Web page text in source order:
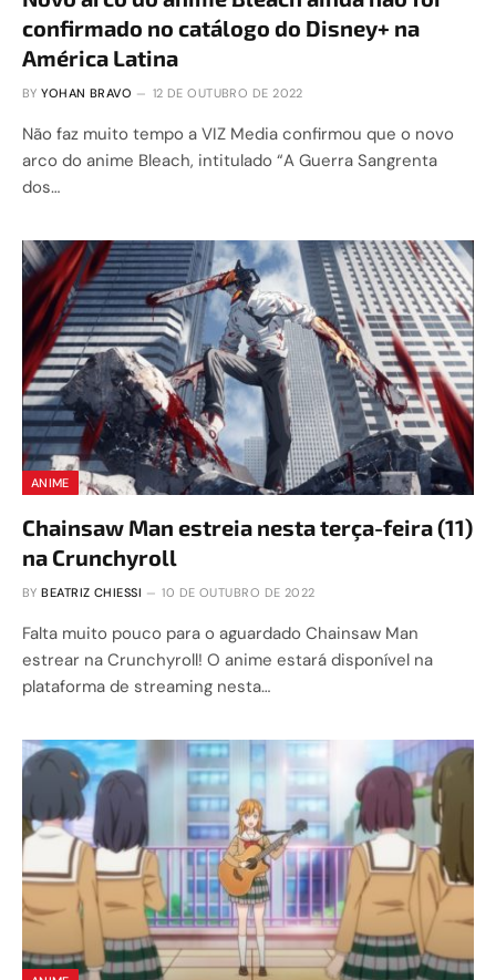
confirmado no catálogo do Disney+ na
América Latina
BY YOHAN BRAVO 12 DE OUTUBRO DE 2022
Não faz muito tempo a VIZ Media confirmou que o novo
arco do anime Bleach, intitulado “A Guerra Sangrenta
dos…
ANIME
Chainsaw Man estreia nesta terça-feira (11)
na Crunchyroll
BY BEATRIZ CHIESSI 10 DE OUTUBRO DE 2022
Falta muito pouco para o aguardado Chainsaw Man
estrear na Crunchyroll! O anime estará disponível na
plataforma de streaming nesta…